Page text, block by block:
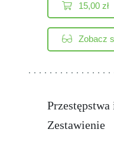
15,00zł
Zobacz
Zestawienie